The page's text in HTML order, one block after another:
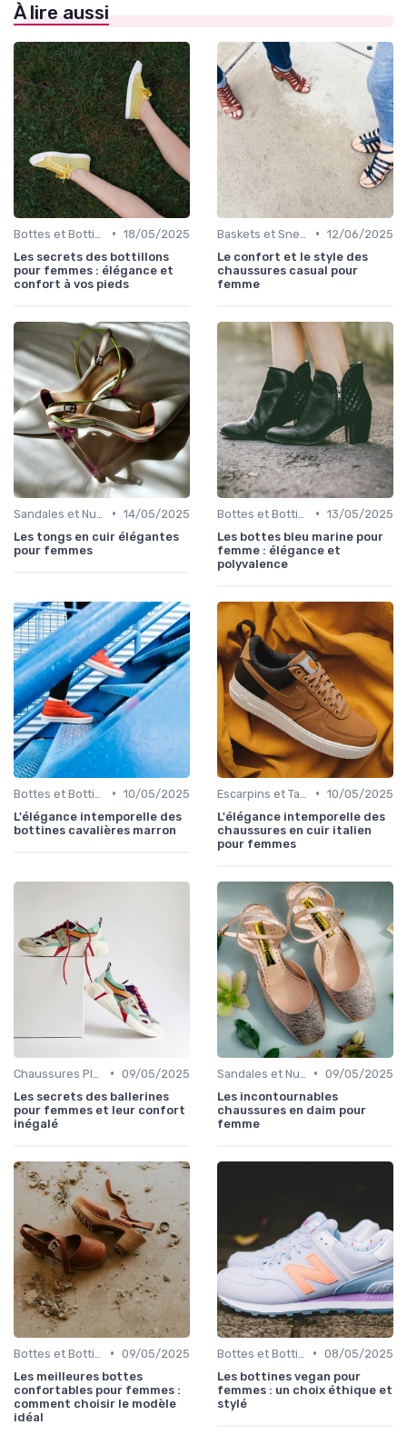
À lire aussi
• 18/05/2025
Les secrets des bottillons
pour femmes : élégance et
confort à vos pieds
• 12/06/2025
Le confort et le style des
chaussures casual pour
femme
• 14/05/2025
Les tongs en cuir élégantes
pour femmes
• 13/05/2025
Les bottes bleu marine pour
femme : élégance et
polyvalence
• 10/05/2025
L'élégance intemporelle des
bottines cavalières marron
• 10/05/2025
L'élégance intemporelle des
chaussures en cuir italien
pour femmes
• 09/05/2025
Les secrets des ballerines
pour femmes et leur confort
inégalé
• 09/05/2025
Les incontournables
chaussures en daim pour
femme
• 09/05/2025
Les meilleures bottes
confortables pour femmes :
comment choisir le modèle
idéal
• 08/05/2025
Les bottines vegan pour
femmes : un choix éthique et
stylé